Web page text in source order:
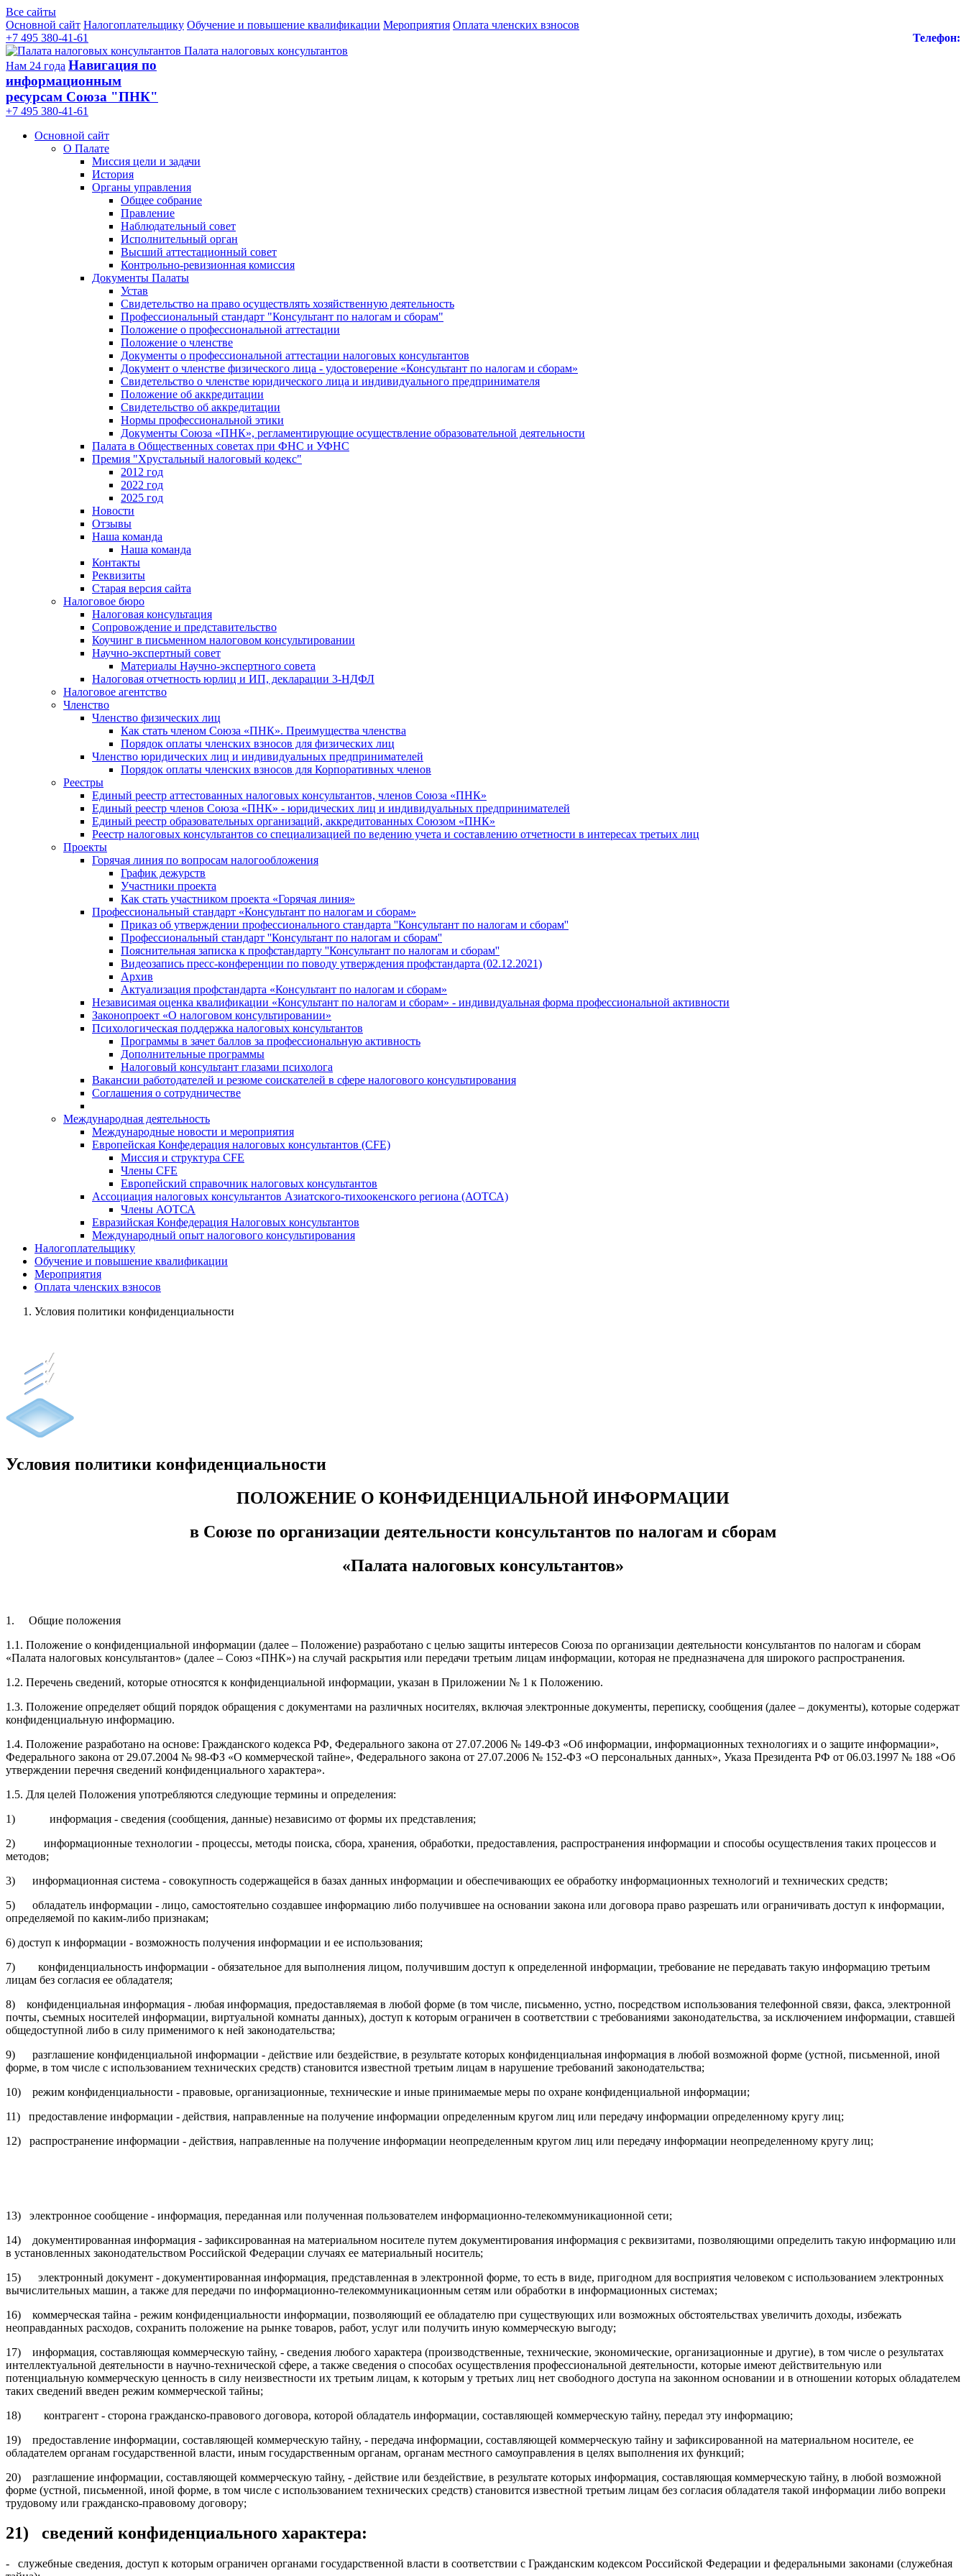
Все сайты
Основной сайт Налогоплательщику Обучение и повышение квалификации Мероприятия Оплата членских взносов
Телефон:
+7 495 380-41-61
Палата налоговых консультантов
Нам 24 года Навигация по
информационным
ресурсам Союза "ПНК"
+7 495 380‑41‑61
Основной сайт
О Палате
Миссия цели и задачи
История
Органы управления
Общее собрание
Правление
Наблюдательный совет
Исполнительный орган
Высший аттестационный совет
Контрольно-ревизионная комиссия
Документы Палаты
Устав
Свидетельство на право осуществлять хозяйственную деятельность
Профессиональный стандарт "Консультант по налогам и сборам"
Положение о профессиональной аттестации
Положение о членстве
Документы о профессиональной аттестации налоговых консультантов
Документ о членстве физического лица - удостоверение «Консультант по налогам и сборам»
Свидетельство о членстве юридического лица и индивидуального предпринимателя
Положение об аккредитации
Свидетельство об аккредитации
Нормы профессиональной этики
Документы Союза «ПНК», регламентирующие осуществление образовательной деятельности
Палата в Общественных советах при ФНС и УФНС
Премия "Хрустальный налоговый кодекс"
2012 год
2022 год
2025 год
Новости
Отзывы
Наша команда
Наша команда
Контакты
Реквизиты
Старая версия сайта
Налоговое бюро
Налоговая консультация
Cопровождение и представительство
Коучинг в письменном налоговом консультировании
Научно-экспертный совет
Материалы Научно-экспертного совета
Налоговая отчетность юрлиц и ИП, декларации 3-НДФЛ
Налоговое агентство
Членство
Членство физических лиц
Как стать членом Союза «ПНК». Преимущества членства
Порядок оплаты членских взносов для физических лиц
Членство юридических лиц и индивидуальных предпринимателей
Порядок оплаты членских взносов для Корпоративных членов
Реестры
Единый реестр аттестованных налоговых консультантов, членов Союза «ПНК»
Единый реестр членов Союза «ПНК» - юридических лиц и индивидуальных предпринимателей
Единый реестр образовательных организаций, аккредитованных Союзом «ПНК»
Реестр налоговых консультантов со специализацией по ведению учета и составлению отчетности в интересах третьих лиц
Проекты
Горячая линия по вопросам налогообложения
График дежурств
Участники проекта
Как стать участником проекта «Горячая линия»
Профессиональный стандарт «Консультант по налогам и сборам»
Приказ об утверждении профессионального стандарта ''Консультант по налогам и сборам''
Профессиональный стандарт ''Консультант по налогам и сборам''
Пояснительная записка к профстандарту ''Консультант по налогам и сборам''
Видеозапись пресс-конференции по поводу утверждения профстандарта (02.12.2021)
Архив
Актуализация профстандарта «Консультант по налогам и сборам»
Независимая оценка квалификации «Консультант по налогам и сборам» - индивидуальная форма профессиональной активности
Законопроект «О налоговом консультировании»
Психологическая поддержка налоговых консультантов
Программы в зачет баллов за профессиональную активность
Дополнительные программы
Налоговый консультант глазами психолога
Вакансии работодателей и резюме соискателей в сфере налогового консультирования
Соглашения о сотрудничестве
Международная деятельность
Международные новости и мероприятия
Европейская Конфедерация налоговых консультантов (CFE)
Миссия и структура CFE
Члены CFE
Европейский справочник налоговых консультантов
Ассоциация налоговых консультантов Азиатского-тихоокенского региона (АОТСА)
Члены АОТСА
Евразийская Конфедерация Налоговых консультантов
Международный опыт налогового консультирования
Налогоплательщику
Обучение и повышение квалификации
Мероприятия
Оплата членских взносов
Условия политики конфиденциальности
Условия политики конфиденциальности
ПОЛОЖЕНИЕ О КОНФИДЕНЦИАЛЬНОЙ ИНФОРМАЦИИ
в Союзе по организации деятельности консультантов по налогам и сборам
«Палата налоговых консультантов»
1. Общие положения
1.1. Положение о конфиденциальной информации (далее – Положение) разработано с целью защиты интересов Союза по организации деятельности консультантов по налогам и сборам
«Палата налоговых консультантов» (далее – Союз «ПНК») на случай раскрытия или передачи третьим лицам информации, которая не предназначена для широкого распространения.
1.2. Перечень сведений, которые относятся к конфиденциальной информации, указан в Приложении № 1 к Положению.
1.3. Положение определяет общий порядок обращения с документами на различных носителях, включая электронные документы, переписку, сообщения (далее – документы), которые содержат
конфиденциальную информацию.
1.4. Положение разработано на основе: Гражданского кодекса РФ, Федерального закона от 27.07.2006 № 149-ФЗ «Об информации, информационных технологиях и о защите информации»,
Федерального закона от 29.07.2004 № 98-ФЗ «О коммерческой тайне», Федерального закона от 27.07.2006 № 152-ФЗ «O персональных данных», Указа Президента РФ от 06.03.1997 № 188 «Об
утверждении перечня сведений конфиденциального характера».
1.5. Для целей Положения употребляются следующие термины и определения:
1) информация - сведения (сообщения, данные) независимо от формы их представления;
2) информационные технологии - процессы, методы поиска, сбора, хранения, обработки, предоставления, распространения информации и способы осуществления таких процессов и
методов;
3) информационная система - совокупность содержащейся в базах данных информации и обеспечивающих ее обработку информационных технологий и технических средств;
5) обладатель информации - лицо, самостоятельно создавшее информацию либо получившее на основании закона или договора право разрешать или ограничивать доступ к информации,
определяемой по каким-либо признакам;
6) доступ к информации - возможность получения информации и ее использования;
7) конфиденциальность информации - обязательное для выполнения лицом, получившим доступ к определенной информации, требование не передавать такую информацию третьим
лицам без согласия ее обладателя;
8) конфиденциальная информация - любая информация, предоставляемая в любой форме (в том числе, письменно, устно, посредством использования телефонной связи, факса, электронной
почты, съемных носителей информации, виртуальной комнаты данных), доступ к которым ограничен в соответствии с требованиями законодательства, за исключением информации, ставшей
общедоступной либо в силу применимого к ней законодательства;
9) разглашение конфиденциальной информации - действие или бездействие, в результате которых конфиденциальная информация в любой возможной форме (устной, письменной, иной
форме, в том числе с использованием технических средств) становится известной третьим лицам в нарушение требований законодательства;
10) режим конфиденциальности - правовые, организационные, технические и иные принимаемые меры по охране конфиденциальной информации;
11) предоставление информации - действия, направленные на получение информации определенным кругом лиц или передачу информации определенному кругу лиц;
12) распространение информации - действия, направленные на получение информации неопределенным кругом лиц или передачу информации неопределенному кругу лиц;
13) электронное сообщение - информация, переданная или полученная пользователем информационно-телекоммуникационной сети;
14) документированная информация - зафиксированная на материальном носителе путем документирования информация с реквизитами, позволяющими определить такую информацию или
в установленных законодательством Российской Федерации случаях ее материальный носитель;
15) электронный документ - документированная информация, представленная в электронной форме, то есть в виде, пригодном для восприятия человеком с использованием электронных
вычислительных машин, а также для передачи по информационно-телекоммуникационным сетям или обработки в информационных системах;
16) коммерческая тайна - режим конфиденциальности информации, позволяющий ее обладателю при существующих или возможных обстоятельствах увеличить доходы, избежать
неоправданных расходов, сохранить положение на рынке товаров, работ, услуг или получить иную коммерческую выгоду;
17) информация, составляющая коммерческую тайну, - сведения любого характера (производственные, технические, экономические, организационные и другие), в том числе о результатах
интеллектуальной деятельности в научно-технической сфере, а также сведения о способах осуществления профессиональной деятельности, которые имеют действительную или
потенциальную коммерческую ценность в силу неизвестности их третьим лицам, к которым у третьих лиц нет свободного доступа на законном основании и в отношении которых обладателем
таких сведений введен режим коммерческой тайны;
18) контрагент - сторона гражданско-правового договора, которой обладатель информации, составляющей коммерческую тайну, передал эту информацию;
19) предоставление информации, составляющей коммерческую тайну, - передача информации, составляющей коммерческую тайну и зафиксированной на материальном носителе, ее
обладателем органам государственной власти, иным государственным органам, органам местного самоуправления в целях выполнения их функций;
20) разглашение информации, составляющей коммерческую тайну, - действие или бездействие, в результате которых информация, составляющая коммерческую тайну, в любой возможной
форме (устной, письменной, иной форме, в том числе с использованием технических средств) становится известной третьим лицам без согласия обладателя такой информации либо вопреки
трудовому или гражданско-правовому договору;
21) сведений конфиденциального характера:
- служебные сведения, доступ к которым ограничен органами государственной власти в соответствии с Гражданским кодексом Российской Федерации и федеральными законами (служебная